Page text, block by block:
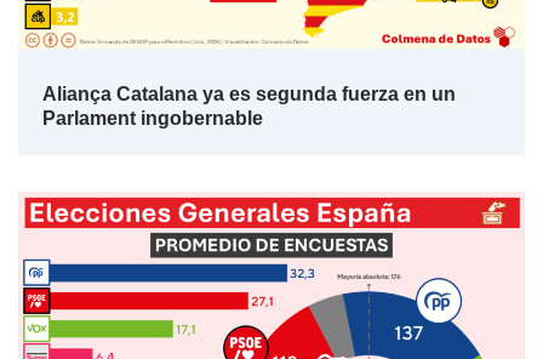
Aliança Catalana ya es segunda fuerza en un
Parlament ingobernable